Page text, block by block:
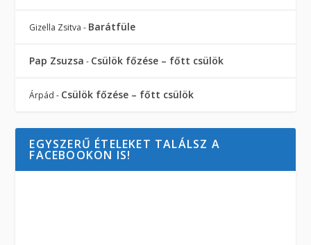
Gizella Zsitva - Barátfüle
Pap Zsuzsa - Csülök főzése – főtt csülök
Árpád - Csülök főzése – főtt csülök
EGYSZERŰ ÉTELEKET TALÁLSZ A
FACEBOOKON IS!